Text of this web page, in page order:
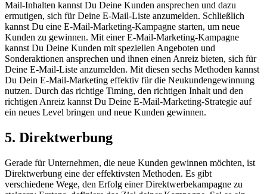
Mail-Inhalten kannst Du Deine Kunden ansprechen und dazu
ermutigen, sich für Deine E-Mail-Liste anzumelden. Schließlich
kannst Du eine E-Mail-Marketing-Kampagne starten, um neue
Kunden zu gewinnen. Mit einer E-Mail-Marketing-Kampagne
kannst Du Deine Kunden mit speziellen Angeboten und
Sonderaktionen ansprechen und ihnen einen Anreiz bieten, sich für
Deine E-Mail-Liste anzumelden. Mit diesen sechs Methoden kannst
Du Dein E-Mail-Marketing effektiv für die Neukundengewinnung
nutzen. Durch das richtige Timing, den richtigen Inhalt und den
richtigen Anreiz kannst Du Deine E-Mail-Marketing-Strategie auf
ein neues Level bringen und neue Kunden gewinnen.
5. Direktwerbung
Gerade für Unternehmen, die neue Kunden gewinnen möchten, ist
Direktwerbung eine der effektivsten Methoden. Es gibt
verschiedene Wege, den Erfolg einer Direktwerbekampagne zu